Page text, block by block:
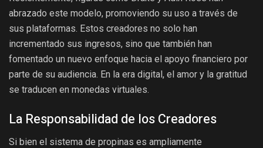
abrazado este modelo, promoviendo su uso a través de
sus plataformas. Estos creadores no solo han
incrementado sus ingresos, sino que también han
fomentado un nuevo enfoque hacia el apoyo financiero por
parte de su audiencia. En la era digital, el amor y la gratitud
se traducen en monedas virtuales.
La Responsabilidad de los Creadores
Si bien el sistema de propinas es ampliamente